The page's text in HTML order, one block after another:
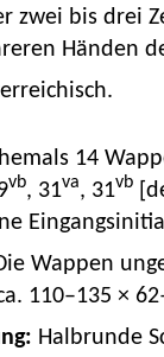
zwei bis drei
Händen
14
vb, 31va, 31vb
Wappen
110–135 ×
Halbrunde